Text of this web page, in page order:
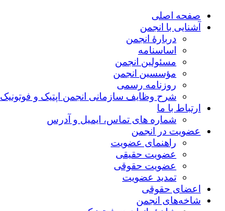
صفحه اصلی
آشنایی با انجمن
دربارۀ انجمن
اساسنامه
مسئولین انجمن
مؤسسین انجمن
روزنامه رسمی
شرح وظایف سازمانی انجمن اپتیک و فوتونیک
ارتباط با ما
شماره های تماس، ایمیل و آدرس
عضویت در انجمن
راهنمای عضویت
عضویت حقیقی
عضویت حقوقی
تمدید عضویت
اعضای حقوقی
شاخه‌های انجمن